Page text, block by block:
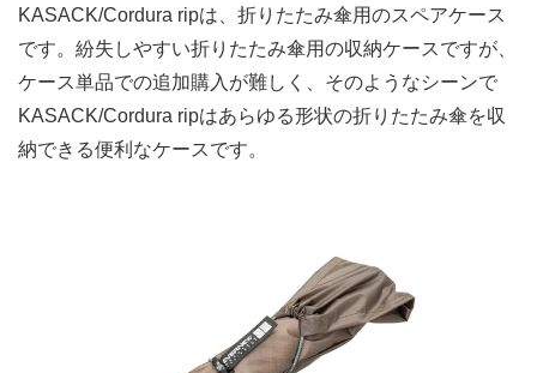
KASACK/Cordura ripは、折りたたみ傘用のスペアケース
です。紛失しやすい折りたたみ傘用の収納ケースですが、
ケース単品での追加購入が難しく、そのようなシーンで
KASACK/Cordura ripはあらゆる形状の折りたたみ傘を収
納できる便利なケースです。